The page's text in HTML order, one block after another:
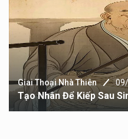
Giai Thoại Nhà Thiên
Tạo Nhân Để Kiếp Sau